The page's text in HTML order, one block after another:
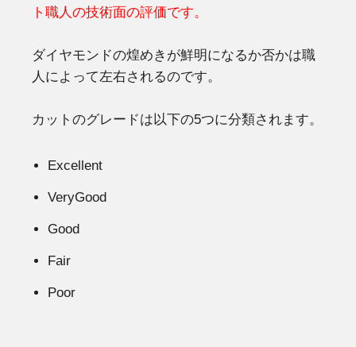
ト職人の技術面の評価です。
ダイヤモンドの煌めきが鮮明になるか否かは職
人によって左右されるのです。
カットのグレードは以下の5つに分類されます。
Excellent
VeryGood
Good
Fair
Poor